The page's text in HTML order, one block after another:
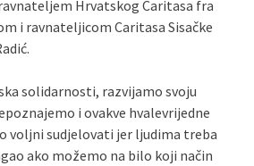
Hrvatskog Caritasa fra
i ravnateljicom Caritasa Sisačke
solidarnosti, razvijamo svoju
i ovakve hvalevrijedne
voljni sudjelovati jer ljudima treba
ako možemo na bilo koji način